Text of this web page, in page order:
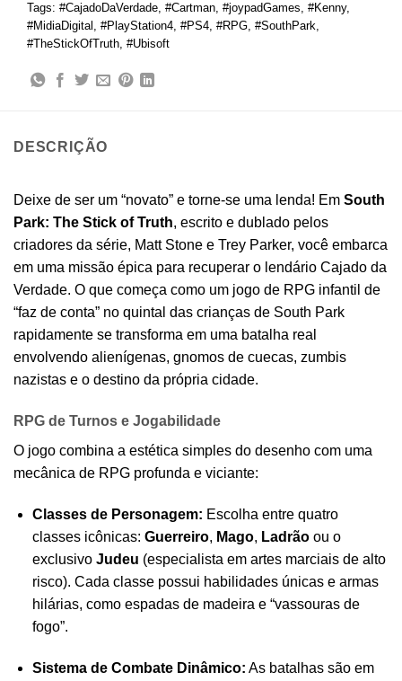
Tags: #CajadoDaVerdade #Cartman #joypadGames #Kenny,
#MidiaDigital
#PlayStation4 #PS4 #RPG #SouthPark
#TheStickOfTruth #Ubisoft
DESCRIÇÃO
Deixe de ser um “novato” e torne-se uma lenda! Em South
Park: The Stick of Truth, escrito e dublado pelos
criadores da série, Matt Stone e Trey Parker, você embarca
em uma missão épica para recuperar o lendário Cajado da
Verdade. O que começa como um jogo de RPG infantil de
“faz de conta” no quintal das crianças de South Park
rapidamente se transforma em uma batalha real
envolvendo alienígenas, gnomos de cuecas, zumbis
nazistas e o destino da própria cidade.
RPG de Turnos e Jogabilidade
O jogo combina a estética simples do desenho com uma
mecânica de RPG profunda e viciante:
Classes de Personagem: Escolha entre quatro
classes icônicas: Guerreiro, Mago, Ladrãoou o
exclusivo Judeu (especialista em artes marciais de alto
risco). Cada classe possui habilidades únicas e armas
hilárias, como espadas de madeira e “vassouras de
fogo”.
Sistema de Combate Dinâmico: As batalhas são em